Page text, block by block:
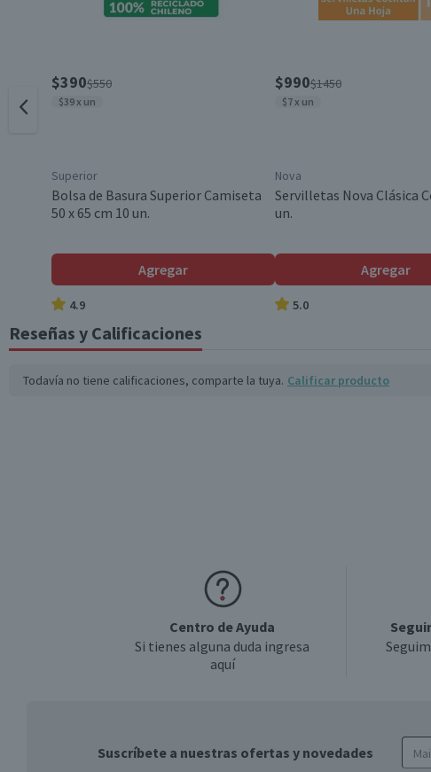
Garantía Mínima Legal
$390$550
$39 x un
Superior
Bolsa de Basura Superior Camiseta
50 x 65 cm 10 un.
Agregar
4.9
$990$1450
$7 x un
Nova
Servilletas Nova Clásica
un.
Agregar
5.0
Reseñas y Calificaciones
Todavía no tiene calificaciones, comparte la tuya. Calificar producto
Centro de Ayuda
Si tienes alguna duda ingresa
aquí
Suscríbete a nuestras ofertas y novedades